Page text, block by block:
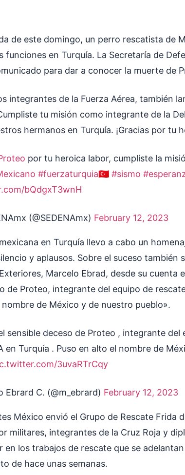
de este domingo, un perro rescatista de
funciones en Turquía. La Secretaría de
para dar a conocer la muerte de
integrantes de la Fuerza Aérea, también
tu misión como integrante de la
hermanos en Turquía. ¡Gracias por tu
por tu heroica labor, cumpliste la
#fuerzaturquia🇹🇷 #sismo
bQdgxT3wnH
(@SEDENAmx) February 12, 2023
en Turquía llevo a cabo un
y aplausos. Sobre el suceso también
Marcelo Ebrad, desde su cuenta
de Proteo, integrante del equipo de
nombre de México y de nuestro pueblo».
sensible deceso de Proteo , integrante del
en Turquía . Puso en alto el nombre de
3uvaRTrCqy
C. (@m_ebrard) February 12, 2023
México envió el Grupo de Rescate Frida
militares, integrantes de la Cruz Roja y
en los trabajos de rescate que se
de hace unas semanas.